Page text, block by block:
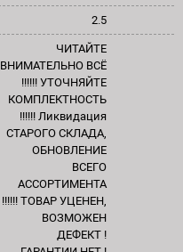
2.5
ЧИТАЙТЕ
ВНИМАТЕЛЬНО ВСЁ
!!!!!! УТОЧНЯЙТЕ
КОМПЛЕКТНОСТЬ
!!!!!! Ликвидация
СТАРОГО СКЛАДА,
ОБНОВЛЕНИЕ
ВСЕГО
АССОРТИМЕНТА
!!!!!! ТОВАР УЦЕНЕН,
ВОЗМОЖЕН
ДЕФЕКТ !